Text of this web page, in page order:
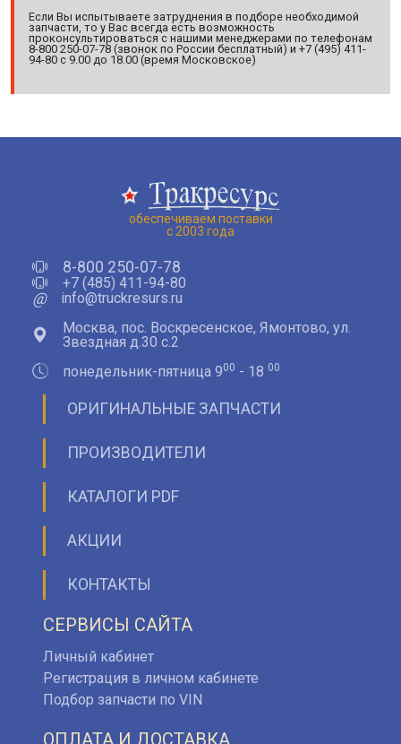
Если Вы испытываете затруднения в подборе необходимой
запчасти, то у Вас всегда есть возможность
проконсультироваться с нашими менеджерами по телефонам
8-800 250-07-78 (звонок по России бесплатный) и +7 (495) 411-
94-80 с 9.00 до 18.00 (время Московское)
обеспечиваем поставки
с 2003 года
8-800 250-07-78
+7 (485) 411-94-80
@
info@truckresurs.ru
Москва, пос. Воскресенское, Ямонтово, ул.
Звездная д.30 с.2
понедельник-пятница 900 - 18 00
ОРИГИНАЛЬНЫЕ ЗАПЧАСТИ
ПРОИЗВОДИТЕЛИ
КАТАЛОГИ PDF
АКЦИИ
КОНТАКТЫ
СЕРВИСЫ САЙТА
Личный кабинет
Регистрация в личном кабинете
Подбор запчасти по VIN
ОПЛАТА И ДОСТАВКА